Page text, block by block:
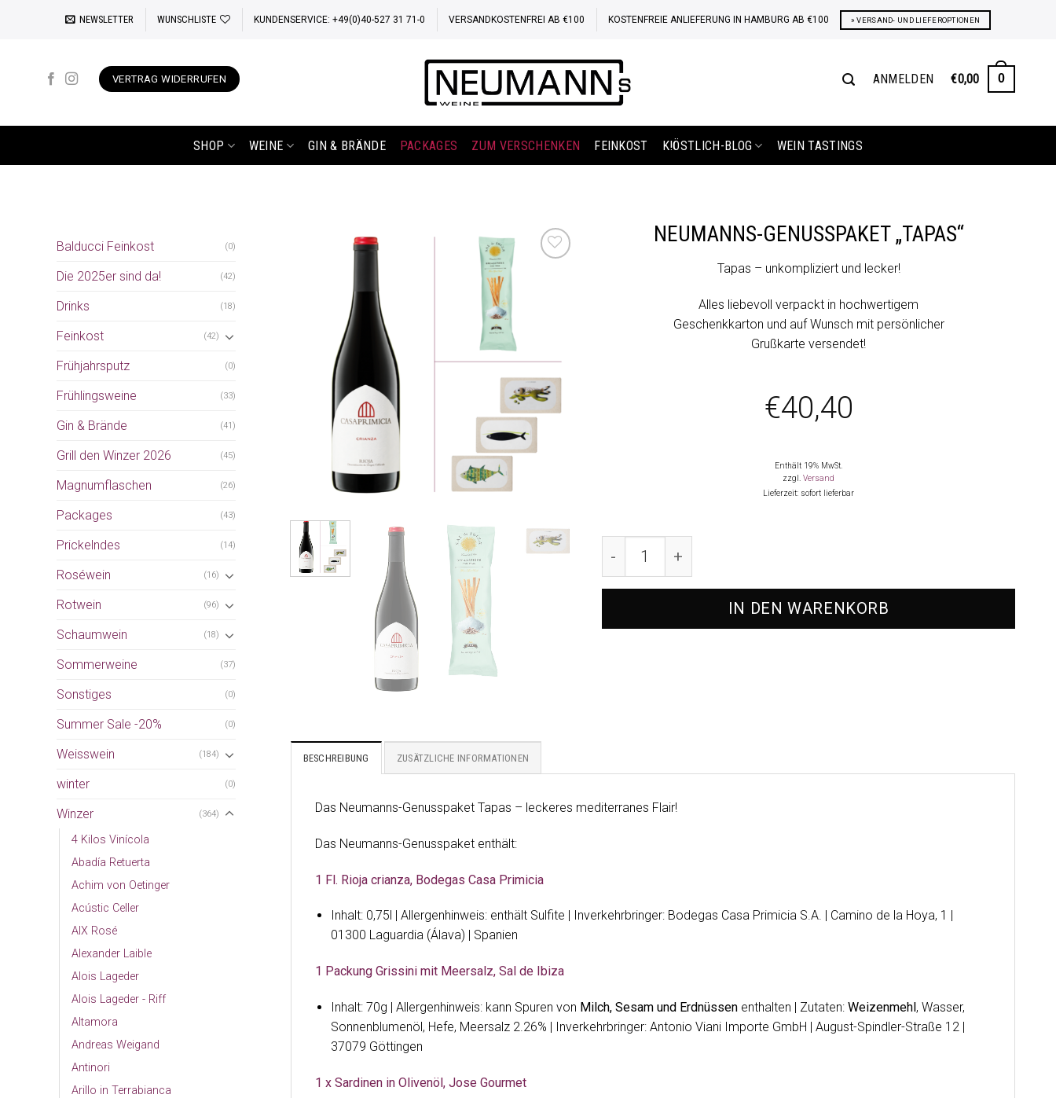
NEWSLETTER WUNSCHLISTE KUNDENSERVICE: +49(0)40-527 31 71-0 VERSANDKOSTENFREI AB €100 KOSTENFREIE ANLIEFERUNG IN HAMBURG AB €100 » VERSAND- UND LIEFEROPTIONEN
VERTRAG WIDERRUFEN ANMELDEN €0,00 0
SHOP WEINE GIN & BRÄNDE PACKAGES ZUM VERSCHENKEN FEINKOST K!ÖSTLICH-BLOG WEIN TASTINGS
Balducci Feinkost (0)
Die 2025er sind da! (42)
Drinks (18)
Feinkost (42)
Frühjahrsputz (0)
Frühlingsweine (33)
Gin & Brände (41)
Grill den Winzer 2026 (45)
Magnumflaschen (26)
Packages (43)
Prickelndes (14)
Roséwein (16)
Rotwein (96)
Schaumwein (18)
Sommerweine (37)
Sonstiges (0)
Summer Sale -20% (0)
Weisswein (184)
winter (0)
Winzer (364)
4 Kilos Vinícola
Abadía Retuerta
Achim von Oetinger
Acústic Celler
AIX Rosé
Alexander Laible
Alois Lageder
Alois Lageder - Riff
Altamora
Andreas Weigand
Antinori
Arillo in Terrabianca
NEUMANNS-GENUSSPAKET „TAPAS“
Tapas – unkompliziert und lecker!
Alles liebevoll verpackt in hochwertigem
Geschenkkarton und auf Wunsch mit persönlicher
Grußkarte versendet!
€40,40
Enthält 19% MwSt.
zzgl.Versand
Lieferzeit: sofort lieferbar
Neumanns-Genusspaket "Tapas" Menge
IN DEN WARENKORB
BESCHREIBUNG ZUSÄTZLICHE INFORMATIONEN
Das Neumanns-Genusspaket Tapas – leckeres mediterranes Flair!
Das Neumanns-Genusspaket enthält:
1 Fl. Rioja crianza, Bodegas Casa Primicia
Inhalt: 0,75l | Allergenhinweis: enthält Sulfite
| Inverkehrbringer: Bodegas Casa Primicia S.A. | Camino de la Hoya, 1 |
01300 Laguardia (Álava) | Spanien
1 Packung Grissini mit Meersalz, Sal de Ibiza
Inhalt: 70g | Allergenhinweis: kann Spuren von Milch, Sesam und Erdnüssen enthalten | Zutaten:Weizenmehl, Wasser,
Sonnenblumenöl, Hefe, Meersalz 2.26% | Inverkehrbringer: Antonio Viani Importe GmbH | August-Spindler-Straße 12 |
37079 Göttingen
1 x Sardinen in Olivenöl, Jose Gourmet